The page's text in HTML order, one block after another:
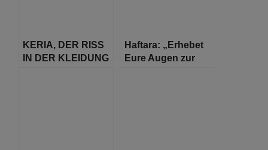
KERIA, DER RISS
IN DER KLEIDUNG
Haftara: „Erhebet
Eure Augen zur